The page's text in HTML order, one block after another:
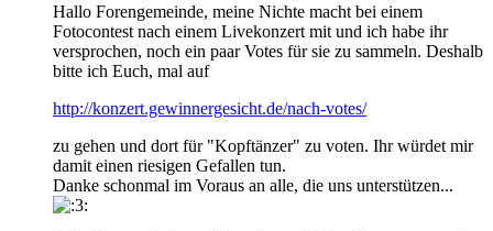
Hallo Forengemeinde, meine Nichte macht bei einem
Fotocontest nach einem Livekonzert mit und ich habe ihr
versprochen, noch ein paar Votes für sie zu sammeln. Deshalb
bitte ich Euch, mal auf
http://konzert.gewinnergesicht.de/nach-votes/
zu gehen und dort für "Kopftänzer" zu voten. Ihr würdet mir
damit einen riesigen Gefallen tun.
Danke schonmal im Voraus an alle, die uns unterstützen...